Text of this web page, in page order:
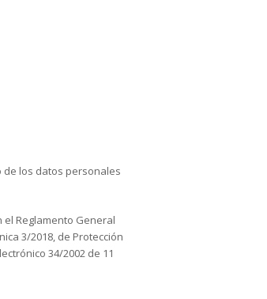
de los datos personales
Reglamento General
3/2018, de Protección
34/2002 de 11